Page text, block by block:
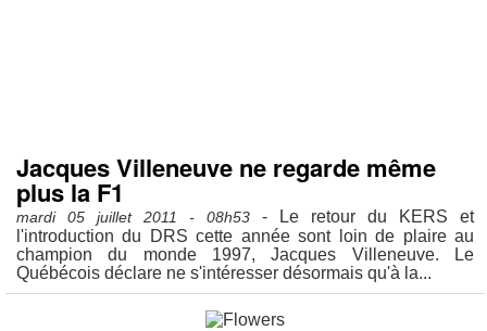
Jacques Villeneuve ne regarde même
plus la F1
mardi 05 juillet 2011 - 08h53 - Le retour du KERS et
l'introduction du DRS cette année sont loin de plaire au
champion du monde 1997, Jacques Villeneuve. Le
Québécois déclare ne s'intéresser désormais qu'à la...